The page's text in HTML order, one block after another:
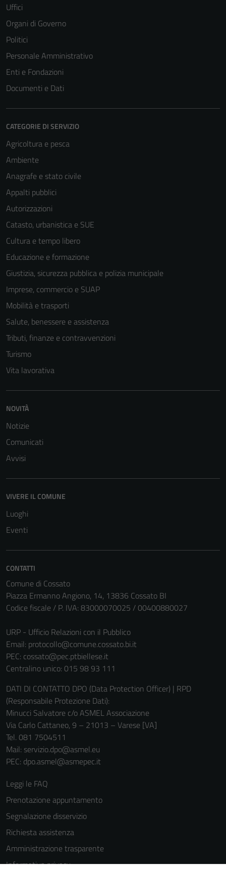
Uffici
Organi di Governo
Politici
Personale Amministrativo
Enti e Fondazioni
Documenti e Dati
CATEGORIE DI SERVIZIO
Agricoltura e pesca
Ambiente
Anagrafe e stato civile
Appalti pubblici
Autorizzazioni
Catasto, urbanistica e SUE
Cultura e tempo libero
Educazione e formazione
Giustizia, sicurezza pubblica e polizia municipale
Imprese, commercio e SUAP
Mobilità e trasporti
Salute, benessere e assistenza
Tributi, finanze e contravvenzioni
Turismo
Vita lavorativa
NOVITÀ
Notizie
Comunicati
Avvisi
VIVERE IL COMUNE
Luoghi
Eventi
CONTATTI
Comune di Cossato
Piazza Ermanno Angiono, 14, 13836 Cossato BI
Codice fiscale / P. IVA: 83000070025 / 00400880027
URP - Ufficio Relazioni con il Pubblico
Email: protocollo@comune.cossato.bi.it
PEC: cossato@pec.ptbiellese.it
Centralino unico: 015 98 93 111
DATI DI CONTATTO DPO (Data Protection Officer) | RPD
(Responsabile Protezione Dati):
Minucci Salvatore c/o ASMEL Associazione
Via Carlo Cattaneo, 9 – 21013 – Varese [VA]
Tel. 081 7504511
Mail: servizio.dpo@asmel.eu
PEC: dpo.asmel@asmepec.it
Leggi le FAQ
Prenotazione appuntamento
Segnalazione disservizio
Richiesta assistenza
Amministrazione trasparente
Informativa privacy